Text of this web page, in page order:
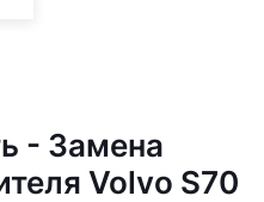
- Замена
Volvo S70